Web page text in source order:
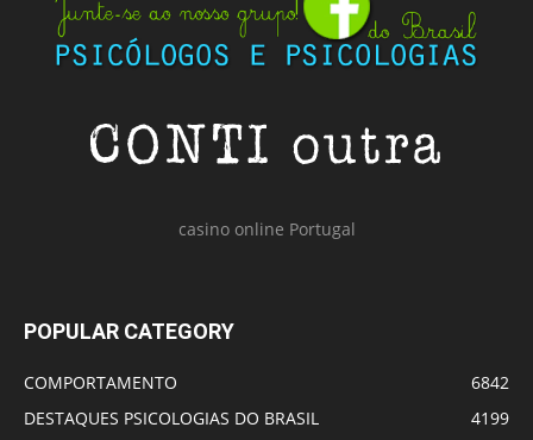
casino online Portugal
POPULAR CATEGORY
COMPORTAMENTO
6842
DESTAQUES PSICOLOGIAS DO BRASIL
4199